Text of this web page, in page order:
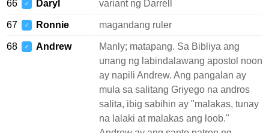
66 ♂ Daryl variant ng Darrell
67 ♂ Ronnie magandang ruler
68 ♂ Andrew
Manly; matapang. Sa Bibliya ang
unang ng labindalawang apostol noon
ay napili Andrew. Ang pangalan ay
mula sa salitang Griyego na andros
salita, ibig sabihin ay "malakas, tunay
na lalaki at malakas ang loob."